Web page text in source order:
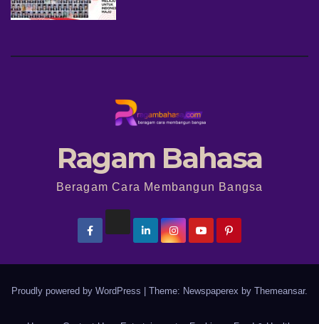
Ragam Bahasa
Beragam Cara Membangun Bangsa
Proudly powered by WordPress Theme: Newspaperex by Themeansar.